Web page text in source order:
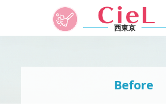
西東京
Before